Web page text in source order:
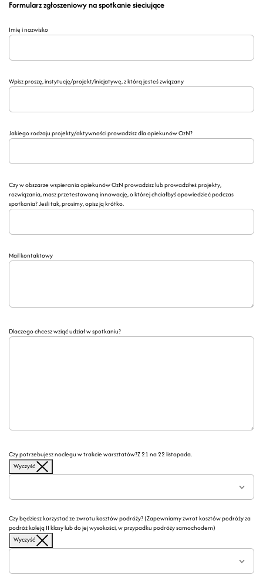
Formularz zgłoszeniowy na spotkanie sieciujące
Imię i nazwisko
Wpisz proszę, instytucję/projekt/inicjatywę, z którą jesteś związany
Jakiego rodzaju projekty/aktywności prowadzisz dla opiekunów OzN?
Czy w obszarze wspierania opiekunów OzN prowadzisz lub prowadziłeś projekty,
rozwiązania, masz przetestowaną innowację, o której chciałbyś opowiedzieć podczas
spotkania? Jeśli tak, prosimy, opisz ją krótko.
Mail kontaktowy
Dlaczego chcesz wziąć udział w spotkaniu?
Czy potrzebujesz noclegu w trakcie warsztatów?Z 21 na 22 listopada.
Wyczyść
Czy będziesz korzystać ze zwrotu kosztów podróży? (Zapewniamy zwrot kosztów podróży za
podróż koleją II klasy lub do jej wysokości, w przypadku podróży samochodem)
Wyczyść